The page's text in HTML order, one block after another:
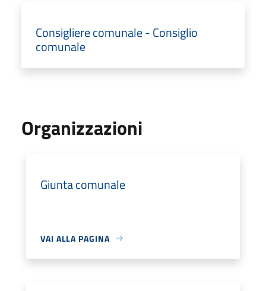
Consigliere comunale - Consiglio
comunale
Organizzazioni
Giunta comunale
VAI ALLA PAGINA